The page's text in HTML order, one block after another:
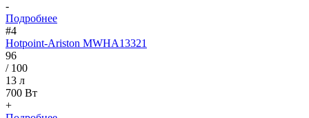
-
Подробнее
#4
Hotpoint-Ariston MWHA13321
96
/ 100
13 л
700 Вт
+